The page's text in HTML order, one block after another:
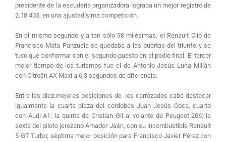
presidente de la escudería organizadora lograba un mejor registro de
2:18.405, en una ajustadísima competición.
En el mismo segundo y a tan sólo 98 milésimas, el Renault Clío de
Francisco Mata Panzuela se quedaba a las puertas del triunfo y se
tuvo que conformar con el segundo puesto en el podio final. El tercer
mejor tiempo de los turismos fue el de Antonio Jesús Luna Millán
con Citroën AX Maxi a 6,3 segundos de diferencia.
Entre las diez mejores posiciones de los carrozados cabe destacar
igualmente la cuarta plaza del cordobés Juan Jesús Coca, cuarto
con Audi A1; la quinta de Cristian Gil al volante de Peugeot 206; la
sexta del piloto jerezano Amador Jaén, con su incombustible Renault
5 GT Turbo; séptima mejor posición para Francisco Javier Pérez con